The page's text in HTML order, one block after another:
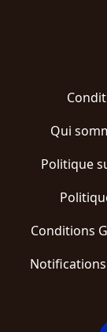
Qui
Politique
Conditions
Notifications